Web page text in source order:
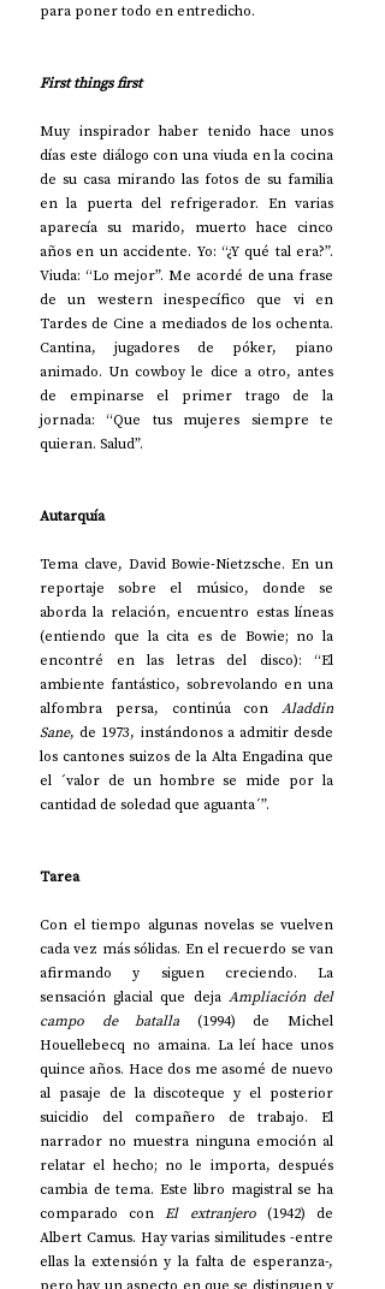
para poner todo en entredicho.
First things first
Muy inspirador haber tenido hace unos
días este diálogo con una viuda en la cocina
de su casa mirando las fotos de su familia
en la puerta del refrigerador. En varias
aparecía su marido, muerto hace cinco
años en un accidente. Yo: “¿Y qué tal era?”.
Viuda: “Lo mejor”. Me acordé de una frase
de un western inespecífico que vi en
Tardes de Cine a mediados de los ochenta.
Cantina, jugadores de póker, piano
animado. Un cowboy le dice a otro, antes
de empinarse el primer trago de la
jornada: “Que tus mujeres siempre te
quieran. Salud”.
Autarquía
Tema clave, David Bowie-Nietzsche. En un
reportaje sobre el músico, donde se
aborda la relación, encuentro estas líneas
(entiendo que la cita es de Bowie; no la
encontré en las letras del disco): “El
ambiente fantástico, sobrevolando en una
alfombra persa, continúa con Aladdin
Sane, de 1973, instándonos a admitir desde
los cantones suizos de la Alta Engadina que
el ´valor de un hombre se mide por la
cantidad de soledad que aguanta´”.
Tarea
Con el tiempo algunas novelas se vuelven
cada vez más sólidas. En el recuerdo se van
afirmando y siguen creciendo. La
sensación glacial que deja Ampliación del
campo de batalla (1994) de Michel
Houellebecq no amaina. La leí hace unos
quince años. Hace dos me asomé de nuevo
al pasaje de la discoteque y el posterior
suicidio del compañero de trabajo. El
narrador no muestra ninguna emoción al
relatar el hecho; no le importa, después
cambia de tema. Este libro magistral se ha
comparado con El extranjero (1942) de
Albert Camus. Hay varias similitudes -entre
ellas la extensión y la falta de esperanza-,